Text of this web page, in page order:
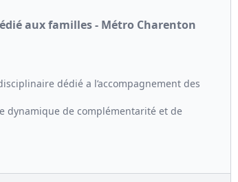
aux familles - Métro Charenton
dédié a l’accompagnement des
dynamique de complémentarité et de